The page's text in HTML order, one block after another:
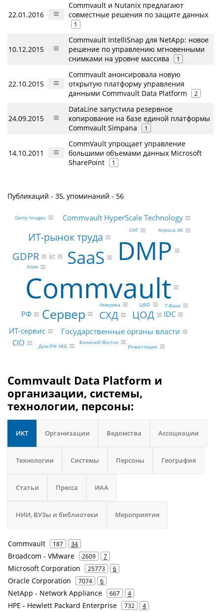
22.01.2016
Commvault и Nutanix предлагают
совместные решения по защите данных
1
10.12.2015
Commvault IntelliSnap для NetApp: новое
решение по управлению мгновенными
снимками на уровне массива
1
22.10.2015
Commvault анонсировала новую
открытую платформу управления
данными Commvault Data Platform
2
24.09.2015
DataLine запустила резервное
копирование на базе единой платформы
Commvault Simpana
1
14.10.2011
CommVault упрощает управление
большими объемами данных Microsoft
SharePoint
1
Публикаций - 35, упоминаний - 56
Commvault
DMP
SaaS
Сервер СХД ЦОД
ИТ-рынок труда
GDPR
РФ
ИТ-сервис
Государственные органы власти
Commvault HyperScale Technology
IDC
CIO
Алроса АК
Дом.РФ АКБ
ЕС
ЦФО
Америка
Азия
Ближний Восток
СНГ
Инвестиции
Т-Банк
Getty Images
Commvault Data Platform и
организации, системы,
технологии, персоны:
ИКТ Организации Ведомства Ассоциации
Технологии Системы Персоны География
Статьи Пресса ИАА
НИИ, ВУЗы и библиотеки Мероприятия
Commvault 187 34
Broadcom - VMware 2609 7
Microsoft Corporation 25773 6
Oracle Corporation 7074 6
NetApp - Network Appliance 667 4
HPE - Hewlett Packard Enterprise 732 4